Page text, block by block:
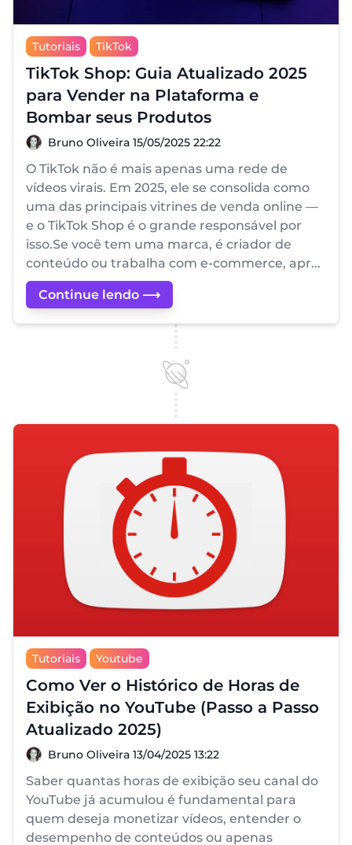
Tutoriais TikTok
TikTok Shop: Guia Atualizado 2025
para Vender na Plataforma e
Bombar seus Produtos
Bruno Oliveira
Bruno Oliveira 15/05/2025 22:22
O TikTok não é mais apenas uma rede de
vídeos virais. Em 2025, ele se consolida como
uma das principais vitrines de venda online —
e o TikTok Shop é o grande responsável por
isso.Se você tem uma marca, é criador de
conteúdo ou trabalha com e-commerce, apr...
Continue lendo ⟶
Tutoriais Youtube
Como Ver o Histórico de Horas de
Exibição no YouTube (Passo a Passo
Atualizado 2025)
Bruno Oliveira
Bruno Oliveira 13/04/2025 13:22
Saber quantas horas de exibição seu canal do
YouTube já acumulou é fundamental para
quem deseja monetizar vídeos, entender o
desempenho de conteúdos ou apenas